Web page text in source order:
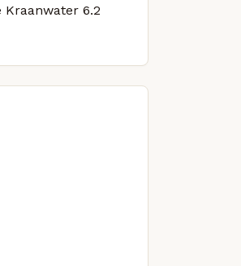
Kraanwater 6.2